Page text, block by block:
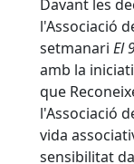
Davant les
l'Associació
setmanari El
amb la
que
l'Associació
vida
sensibilitat